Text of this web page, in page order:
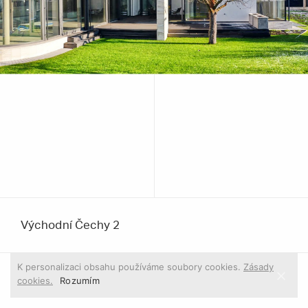
Východní Čechy 2
1 / 4
K personalizaci obsahu používáme soubory cookies. Zásady
cookies.
Rozumím